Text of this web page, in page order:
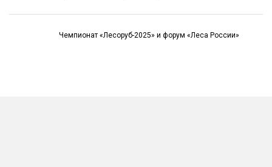
Чемпионат «Лесоруб-2025» и форум «Леса России»